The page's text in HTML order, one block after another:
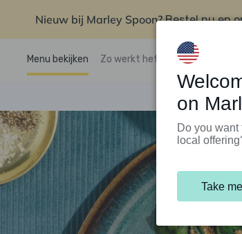
Nieuw bij Marley Spoon?Bestel nu en
Menu bekijken Zo werkt het Klantenservice
on
Do you
local
Take